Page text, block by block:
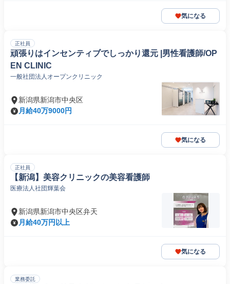
気になる
正社員
頑張りはインセンティブでしっかり還元 |男性看護師/OP
EN CLINIC
一般社団法人オープンクリニック
新潟県新潟市中央区
月給40万9000円
気になる
正社員
【新潟】美容クリニックの美容看護師
医療法人社団輝葉会
新潟県新潟市中央区弁天
月給40万円以上
気になる
業務委託